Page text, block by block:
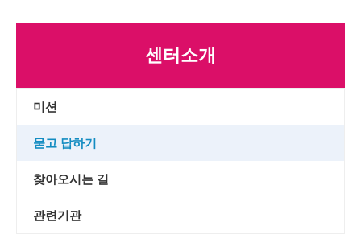
센터소개
미션
묻고 답하기
찾아오시는 길
관련기관